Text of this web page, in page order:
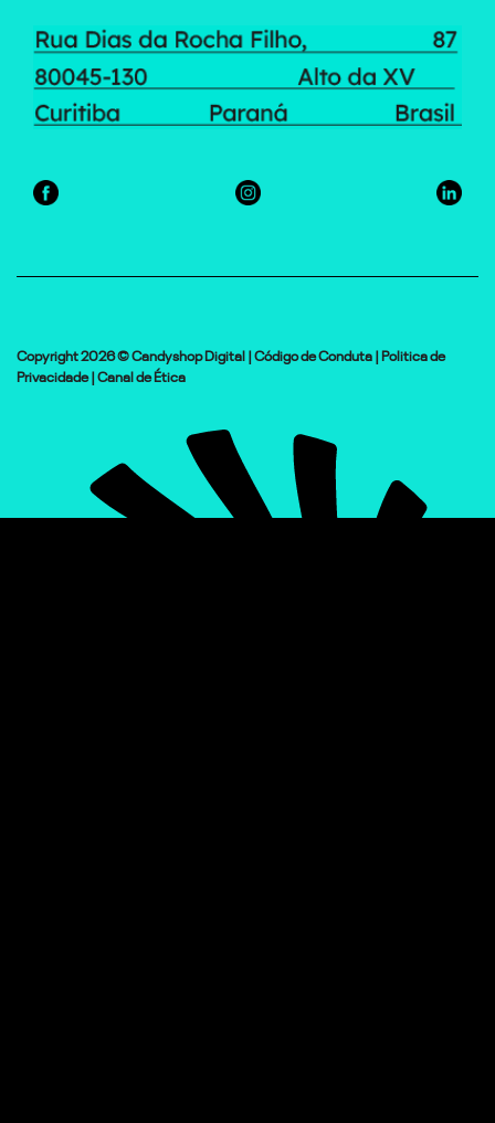
Copyright 2026 © Candyshop Digital |Código de Conduta|Politica de
Privacidade|Canal de Ética